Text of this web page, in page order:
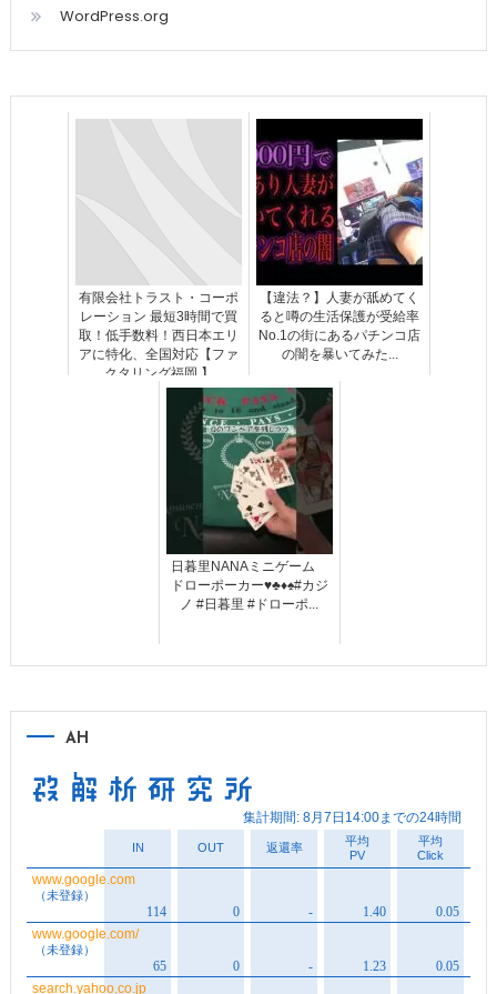
WordPress.org
有限会社トラスト・コーポ
レーション 最短3時間で買
取！低手数料！西日本エリ
アに特化、全国対応【ファ
クタリング福岡 】
【違法？】人妻が舐めてく
ると噂の生活保護が受給率
No.1の街にあるパチンコ店
の闇を暴いてみた...
日暮里NANAミニゲーム
ドローポーカー♥️♣️♦️♠️#カジ
ノ #日暮里 #ドローポ...
AH